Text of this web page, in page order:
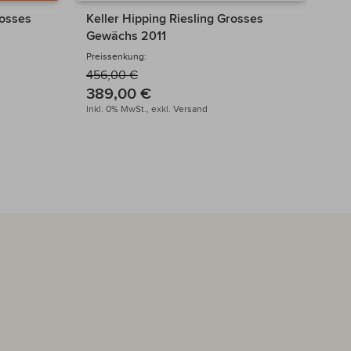
Keller Hipping Riesling Grosses
Gewächs 2011
Preissenkung:
456,00 €
389,00 €
Inkl. 0% MwSt., exkl. Versand